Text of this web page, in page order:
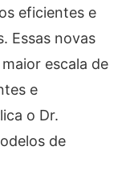
eficientes e
Essas novas
escala de
e
o Dr.
de